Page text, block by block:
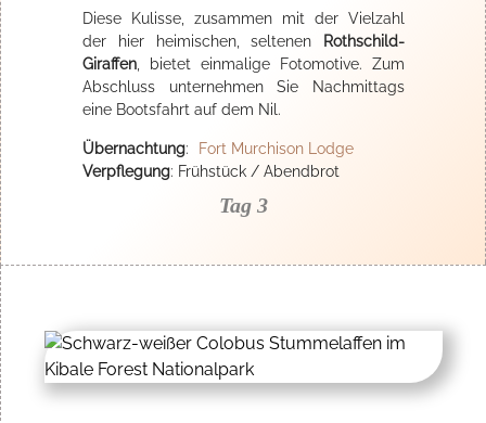
Diese Kulisse, zusammen mit der Vielzahl
der hier heimischen, seltenen
Rothschild-
Giraffen, bietet einmalige Fotomotive. Zum
Abschluss unternehmen Sie Nachmittags
eine Bootsfahrt auf dem Nil.
Übernachtung:
Fort Murchison Lodge
Verpflegung: Frühstück / Abendbrot
Tag 3